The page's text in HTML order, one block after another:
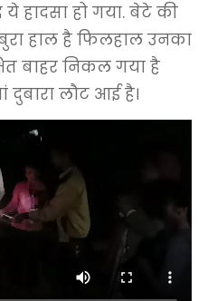
हादसा हो गया. बेटे की
हाल है फिलहाल उनका
बाहर निकल गया है
दुबारा लौट आई है।